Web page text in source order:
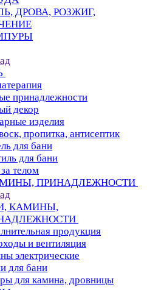
ДРОВА, РОЗЖИГ,
принадлежности
декор
изделия
пропитка, антисептик
для бани
для бани
телом
ПРИНАДЛЕЖНОСТИ
КАМИНЫ,
продукция
и вентиляция
электрические
для бани
для камина, дровницы